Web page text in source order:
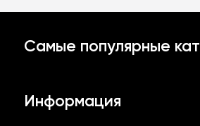
Самые популярные
Информация